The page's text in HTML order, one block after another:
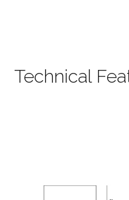
Technical